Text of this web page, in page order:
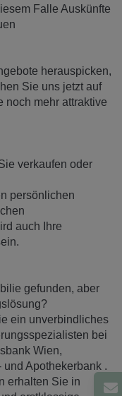
Falle Auskünfte
herauspicken,
Sie uns jetzt auf
noch mehr attraktive
verkaufen oder
persönlichen
auch Ihre
gefunden, aber
ein unverbindliches
bei
Wien,
Apothekerbank .
erhalten Sie in